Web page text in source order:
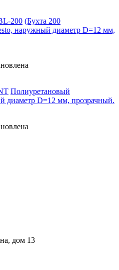
200 (Бухта 200
наружный диаметр D=12 мм,
Полиуретановый
диаметр D=12 мм, прозрачный.
дом 13